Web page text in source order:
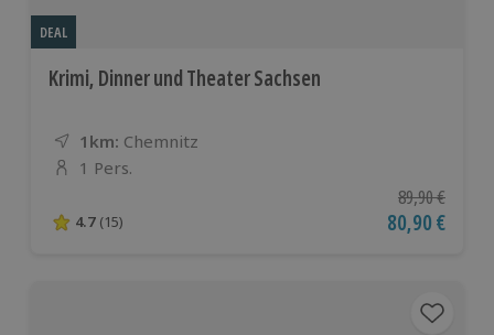
DEAL
Krimi, Dinner und Theater Sachsen
1km: Entfernung
Standort
Chemnitz
Anzahl der Teilnehmer
1 Pers.
4.7 von 5 Sternen basierend auf 15 Bewertungen
4.7 (15)
89,90 €
Aktueller
80,90 €